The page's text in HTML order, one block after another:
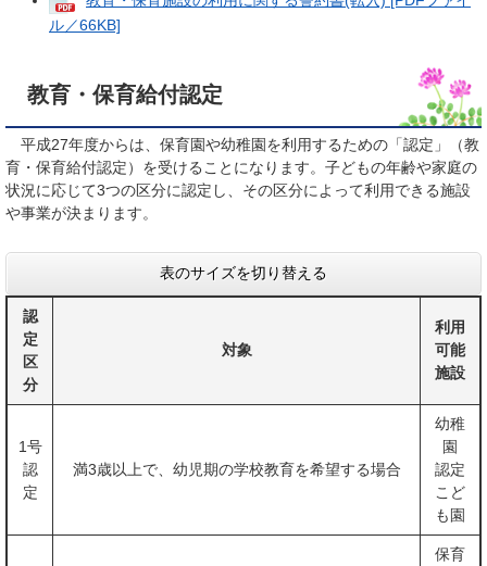
ル／66KB]
教育・保育給付認定
平成27年度からは、保育園や幼稚園を利用するための「認定」（教
育・保育給付認定）を受けることになります。子どもの年齢や家庭の
状況に応じて3つの区分に認定し、その区分によって利用できる施設
や事業が決まります。
表のサイズを切り替える
認
定
区
分
対象
利用
可能
施設
1号
認
定
満3歳以上で、幼児期の学校教育を希望する場合
幼稚
園
認定
こど
も園
保育